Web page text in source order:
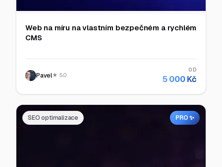
Web na míru na vlastním bezpečném a rychlém
CMS
Pavel★ 5.0
OD
5 000 Kč
SEO optimalizace PRO ✨